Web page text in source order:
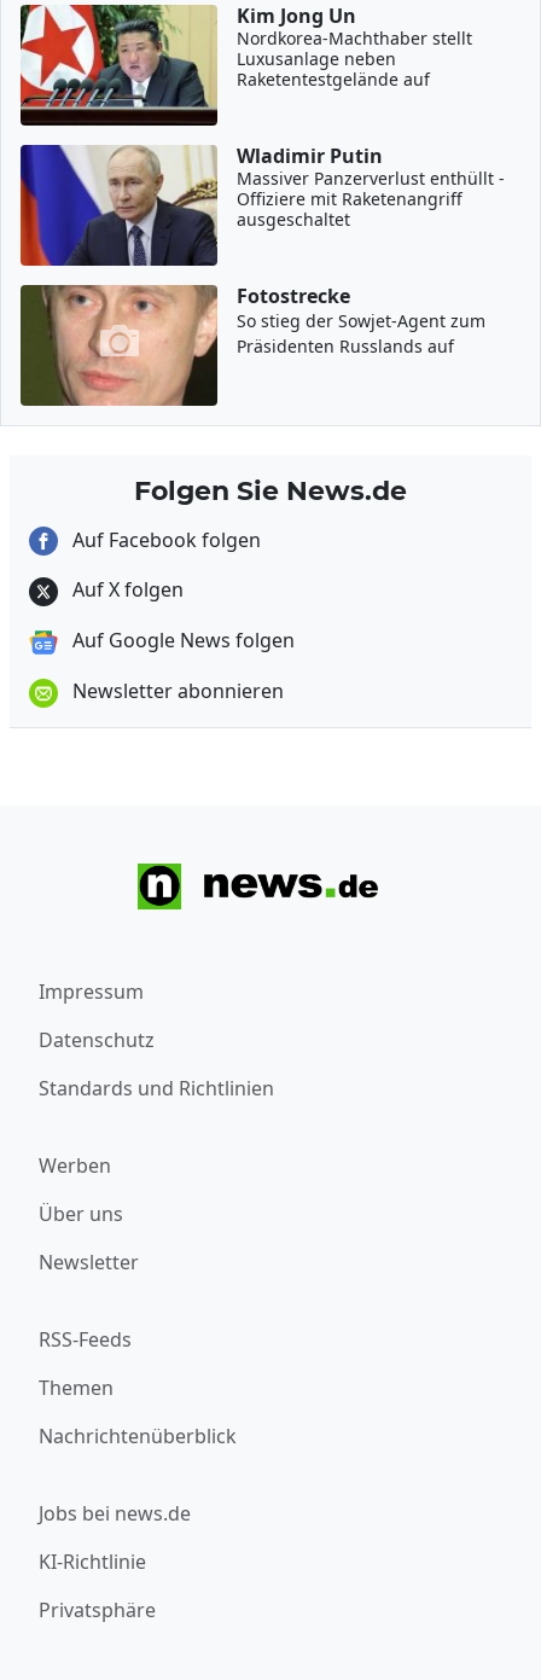
Kim Jong Un
Nordkorea-Machthaber stellt
Luxusanlage neben
Raketentestgelände auf
Wladimir Putin
Massiver Panzerverlust enthüllt -
Offiziere mit Raketenangriff
ausgeschaltet
Fotostrecke
So stieg der Sowjet-Agent zum
Präsidenten Russlands auf
Folgen Sie News.de
Auf Facebook folgen
Auf X folgen
Auf Google News folgen
Newsletter abonnieren
Impressum
Datenschutz
Standards und Richtlinien
Werben
Über uns
Newsletter
RSS-Feeds
Themen
Nachrichtenüberblick
Jobs bei news.de
KI-Richtlinie
Privatsphäre